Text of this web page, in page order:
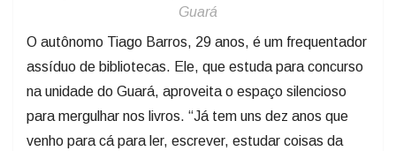
Guará
O autônomo Tiago Barros, 29 anos, é um frequentador
assíduo de bibliotecas. Ele, que estuda para concurso
na unidade do Guará, aproveita o espaço silencioso
para mergulhar nos livros. “Já tem uns dez anos que
venho para cá para ler, escrever, estudar coisas da